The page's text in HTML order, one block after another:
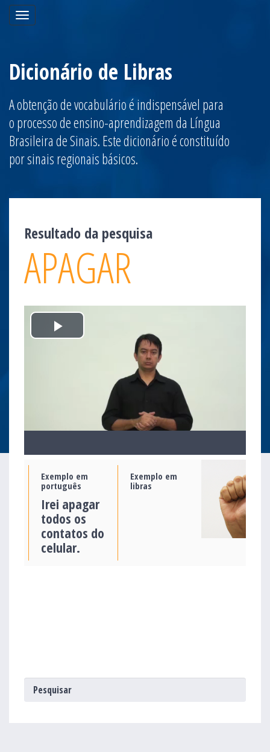
Toggle
navigation
Dicionário de Libras
A obtenção de vocabulário é indispensável para
o processo de ensino-aprendizagem da Língua
Brasileira de Sinais. Este dicionário é constituído
por sinais regionais básicos.
Resultado da pesquisa
APAGAR
Play
Exemplo em
português
Irei apagar
todos os
contatos do
celular.
Exemplo em
libras